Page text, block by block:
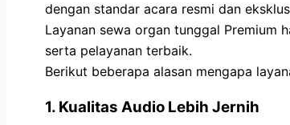
dengan standar acara resmi dan
Layanan sewa organ tunggal Premium
serta pelayanan terbaik.
Berikut beberapa alasan mengapa
1. Kualitas Audio Lebih Jernih